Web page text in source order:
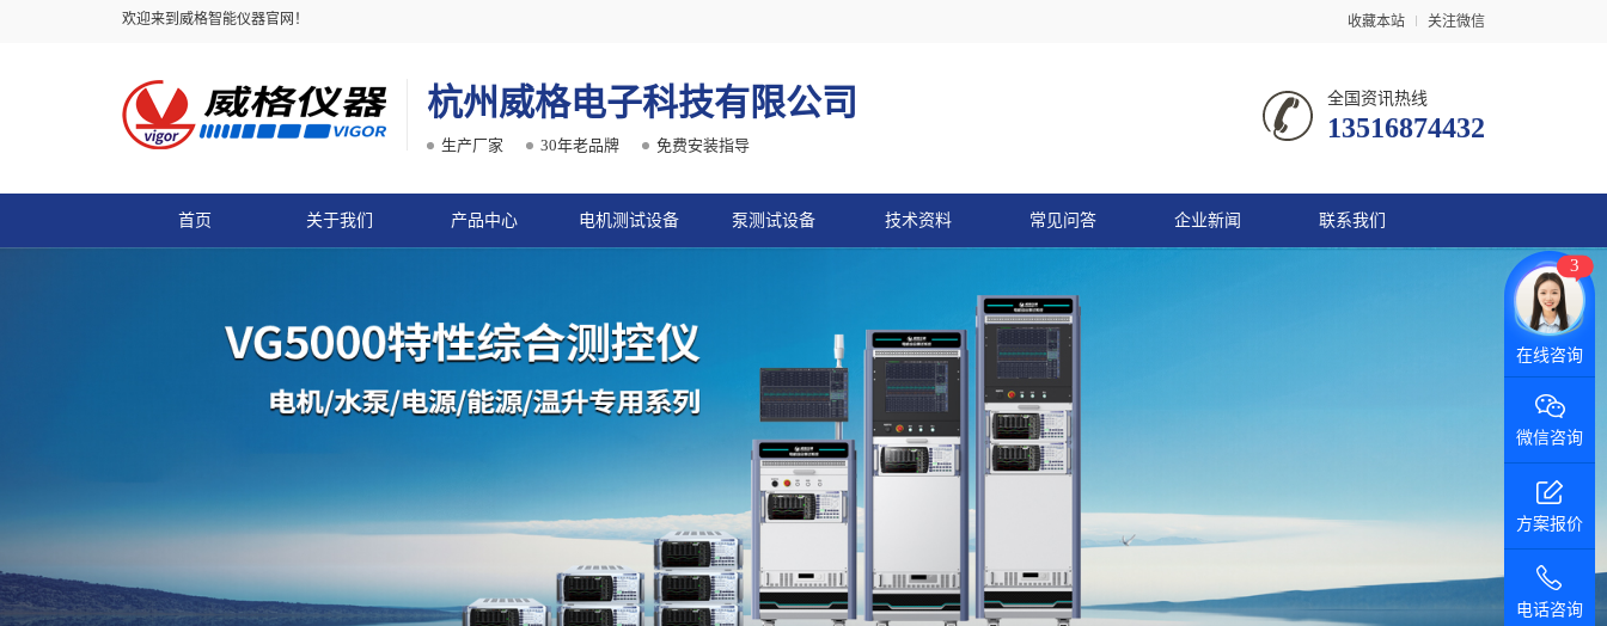
欢迎来到威格智能仪器官网！ 收藏本站 关注微信
杭州威格电子科技有限公司
生产厂家 30年老品牌 免费安装指导
全国资讯热线
13516874432
首页 关于我们 产品中心 电机测试设备 泵测试设备 技术资料 常见问答 企业新闻 联系我们
3
在线咨询
微信咨询
方案报价
电话咨询